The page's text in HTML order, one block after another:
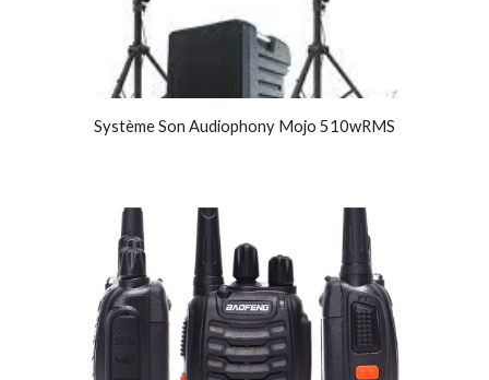
Système Son Audiophony Mojo 510wRMS